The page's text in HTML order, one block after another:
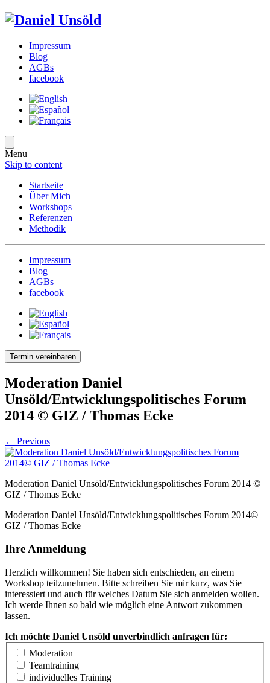
Impressum
Blog
AGBs
facebook
Menu
Skip to content
Startseite
Über Mich
Workshops
Referenzen
Methodik
Impressum
Blog
AGBs
facebook
Termin vereinbaren
Moderation Daniel
Unsöld/Entwicklungspolitisches Forum
2014 © GIZ / Thomas Ecke
← Previous
Moderation Daniel Unsöld/Entwicklungspolitisches Forum 2014 ©
GIZ / Thomas Ecke
Moderation Daniel Unsöld/Entwicklungspolitisches Forum 2014©
GIZ / Thomas Ecke
Ihre Anmeldung
Herzlich willkommen! Sie haben sich entschieden, an einem
Workshop teilzunehmen. Bitte schreiben Sie mir kurz, was Sie
interessiert und auch für welches Datum Sie sich anmelden wollen.
Ich werde Ihnen so bald wie möglich eine Antwort zukommen
lassen.
Ich möchte Daniel Unsöld unverbindlich anfragen für:
Moderation
Teamtraining
individuelles Training